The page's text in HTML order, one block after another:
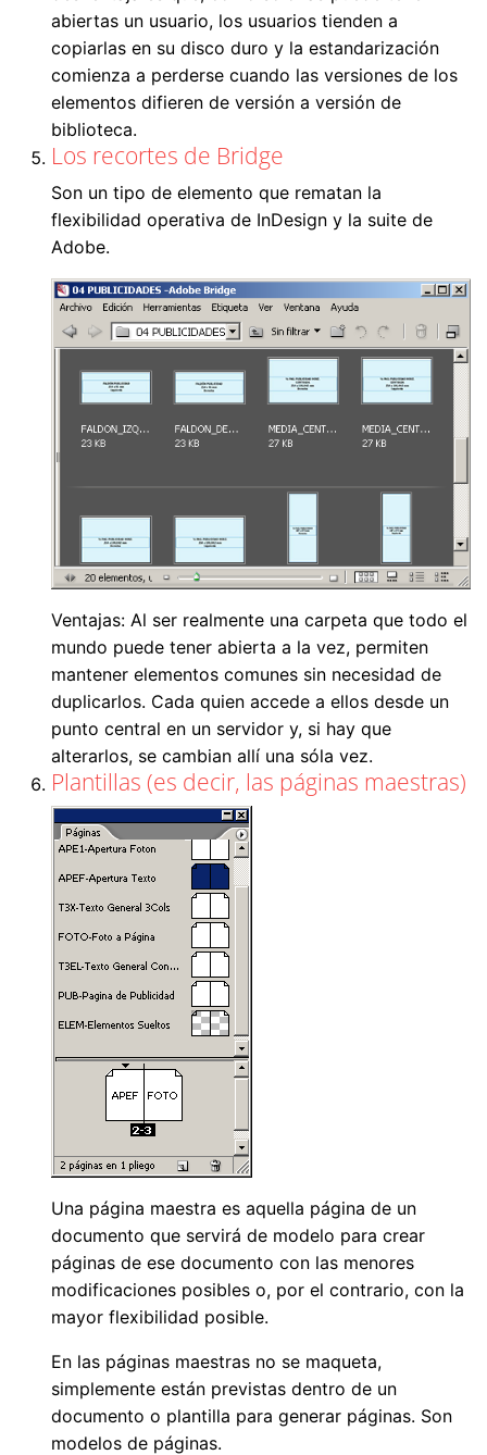
abiertas un usuario, los usuarios tienden a
copiarlas en su disco duro y la estandarización
comienza a perderse cuando las versiones de los
elementos difieren de versión a versión de
biblioteca.
Los recortes de Bridge
Son un tipo de elemento que rematan la
flexibilidad operativa de InDesign y la suite de
Adobe.
Ventajas: Al ser realmente una carpeta que todo el
mundo puede tener abierta a la vez, permiten
mantener elementos comunes sin necesidad de
duplicarlos. Cada quien accede a ellos desde un
punto central en un servidor y, si hay que
alterarlos, se cambian allí una sóla vez.
Plantillas (es decir, las páginas maestras)
Una página maestra es aquella página de un
documento que servirá de modelo para crear
páginas de ese documento con las menores
modificaciones posibles o, por el contrario, con la
mayor flexibilidad posible.
En las páginas maestras no se maqueta,
simplemente están previstas dentro de un
documento o plantilla para generar páginas. Son
modelos de páginas.